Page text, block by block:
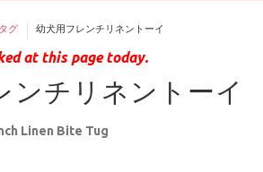
グ 幼犬用フレンチリネントーイ
at this page today.
ンチリネントーイ
Linen Bite Tug